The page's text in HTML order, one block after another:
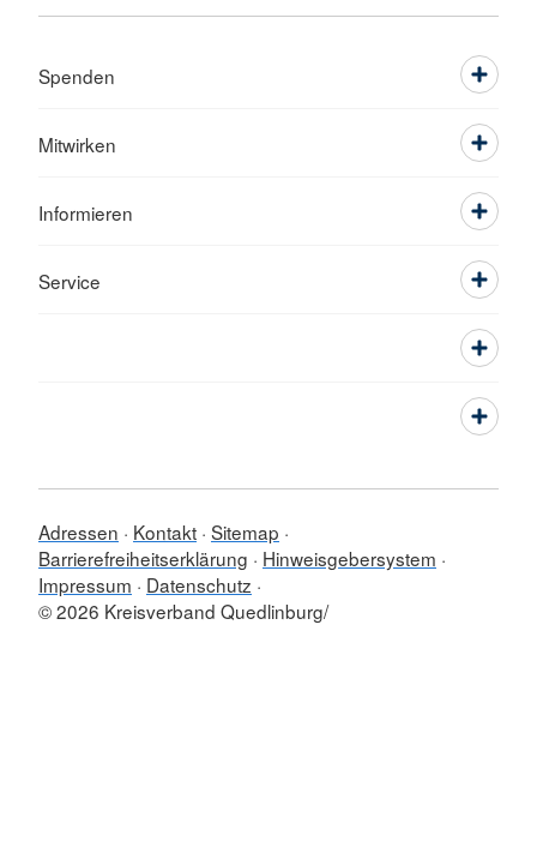
Spenden
Mitwirken
Informieren
Service
Adressen Kontakt Sitemap
Barrierefreiheitserklärung
Hinweisgebersystem
Impressum
Datenschutz
© 2026 Kreisverband Quedlinburg/